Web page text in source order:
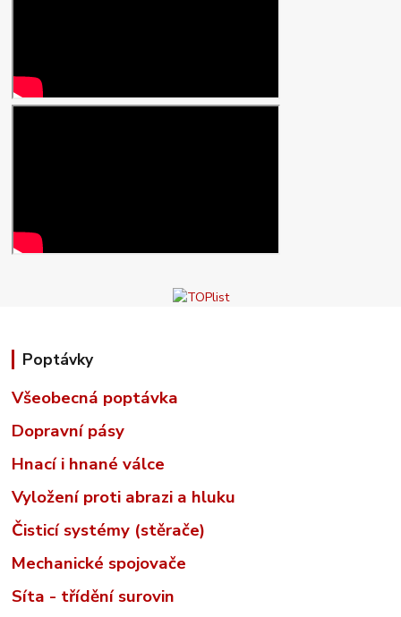
Poptávky
Všeobecná poptávka
Dopravní pásy
Hnací i hnané válce
Vyložení proti abrazi a hluku
Čisticí systémy (stěrače)
Mechanické spojovače
Síta - třídění surovin